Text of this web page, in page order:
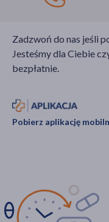
Zadzwoń do nas jeśli
Jesteśmy dla Ciebie
bezpłatnie.
Pobierz aplikację